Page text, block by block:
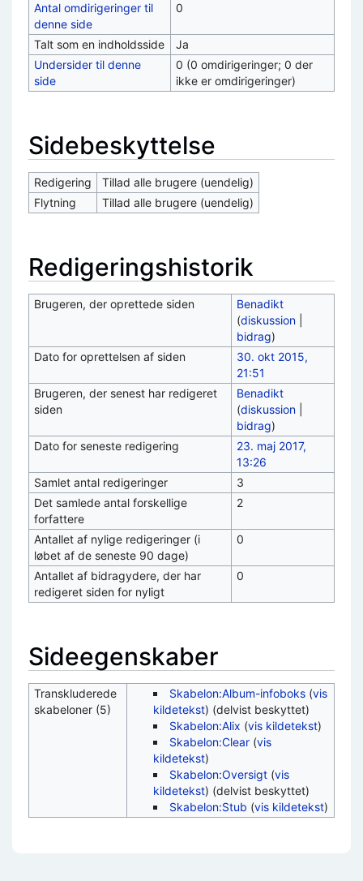
Antal omdirigeringer til
denne side
0
Talt som en indholdsside
Ja
Undersider til denne
side
0 (0 omdirigeringer; 0 der
ikke er omdirigeringer)
Sidebeskyttelse
Redigering
Tillad alle brugere (uendelig)
Flytning
Tillad alle brugere (uendelig)
Redigeringshistorik
Brugeren, der oprettede siden
Benadikt
(diskussion|
bidrag)
Dato for oprettelsen af siden
30. okt 2015,
21:51
Brugeren, der senest har redigeret
siden
Benadikt
(diskussion|
bidrag)
Dato for seneste redigering
23. maj 2017,
13:26
Samlet antal redigeringer
3
Det samlede antal forskellige
forfattere
2
Antallet af nylige redigeringer (i
løbet af de seneste 90 dage)
0
Antallet af bidragydere, der har
redigeret siden for nyligt
0
Sideegenskaber
Transkluderede
skabeloner (5)
Skabelon:Album-infoboks (vis
kildetekst) (delvist beskyttet)
Skabelon:Alix (vis kildetekst)
Skabelon:Clear (vis
kildetekst)
Skabelon:Oversigt (vis
kildetekst) (delvist beskyttet)
Skabelon:Stub (vis kildetekst)